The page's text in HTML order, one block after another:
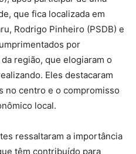
que fica localizada em
Rodrigo Pinheiro (PSDB) e
por
região, que elogiaram o
Eles destacaram
no centro e o compromisso
local.
ressaltaram a importância
têm contribuído para